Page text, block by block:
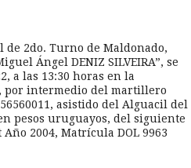
de 2do. Turno de Maldonado,
Ángel DENIZ SILVEIRA”, se
a las 13:30 horas en la
por intermedio del martillero
asistido del Alguacil del
pesos uruguayos, del siguiente
2004, Matrícula DOL 9963